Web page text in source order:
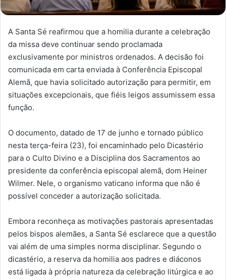
A Santa Sé reafirmou que a homilia durante a celebração
da missa deve continuar sendo proclamada
exclusivamente por ministros ordenados. A decisão foi
comunicada em carta enviada à Conferência Episcopal
Alemã, que havia solicitado autorização para permitir, em
situações excepcionais, que fiéis leigos assumissem essa
função.
O documento, datado de 17 de junho e tornado público
nesta terça-feira (23), foi encaminhado pelo Dicastério
para o Culto Divino e a Disciplina dos Sacramentos ao
presidente da conferência episcopal alemã, dom Heiner
Wilmer. Nele, o organismo vaticano informa que não é
possível conceder a autorização solicitada.
Embora reconheça as motivações pastorais apresentadas
pelos bispos alemães, a Santa Sé esclarece que a questão
vai além de uma simples norma disciplinar. Segundo o
dicastério, a reserva da homilia aos padres e diáconos
está ligada à própria natureza da celebração litúrgica e ao